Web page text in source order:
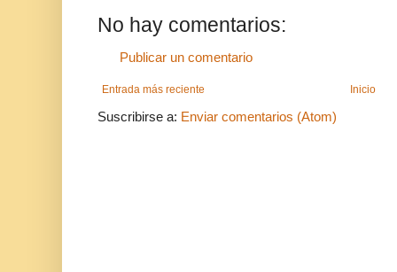
No hay comentarios:
Publicar un comentario
Entrada más reciente Inicio
Suscribirse a: Enviar comentarios (Atom)